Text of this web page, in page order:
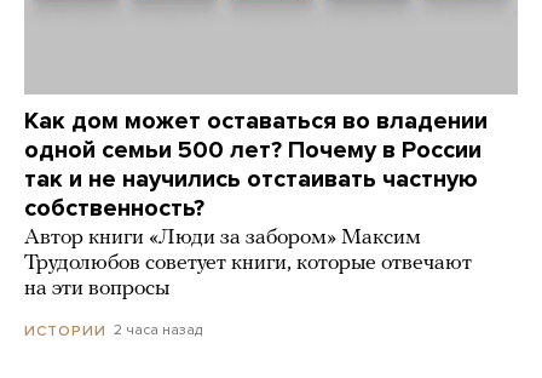
Как дом может оставаться во владении
одной семьи 500 лет? Почему в России
так и не научились отстаивать частную
собственность?
Автор книги «Люди за забором» Максим
Трудолюбов советует книги, которые отвечают
на эти вопросы
ИСТОРИИ 2 часа назад